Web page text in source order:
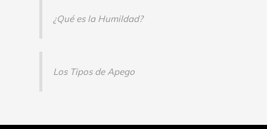
¿Qué es la Humildad?
Los Tipos de Apego